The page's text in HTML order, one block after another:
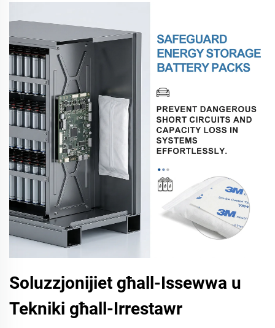
Soluzzjonijiet għall-Issewwa u
Tekniki għall-Irrestawr